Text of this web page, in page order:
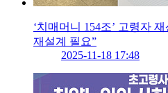
‘치매머니 154조’ 고령자
재설계 필요”
2025-11-18 17:48